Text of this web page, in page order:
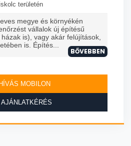
területén
megye és környékén
vállalok új építésű
is), vagy akár felújítások,
is. Építés...
BŐVEBBEN
HÍVÁS MOBILON